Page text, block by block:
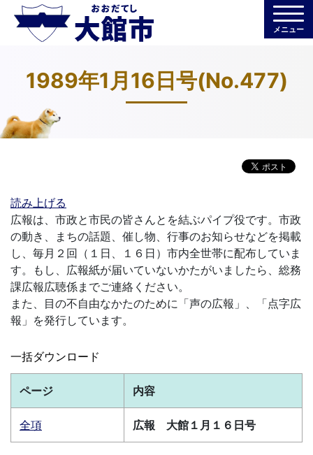
メニュー
1989年1月16日号(No.477)
読み上げる
広報は、市政と市民の皆さんとを結ぶパイプ役です。市政
の動き、まちの話題、催し物、行事のお知らせなどを掲載
し、毎月２回（１日、１６日）市内全世帯に配布していま
す。もし、広報紙が届いていないかたがいましたら、総務
課広報広聴係までご連絡ください。
また、目の不自由なかたのために「声の広報」、「点字広
報」を発行しています。
一括ダウンロード
ページ 内容
全項 広報 大館１月１６日号